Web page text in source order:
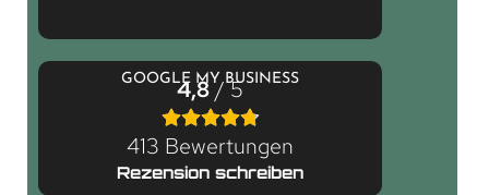
GOOGLE MY BUSINESS
4,8/ 5
413 Bewertungen
Rezension schreiben